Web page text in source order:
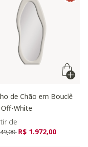
de Chão em Bouclê
Off-White
de
de
para
R$ 1.972,00